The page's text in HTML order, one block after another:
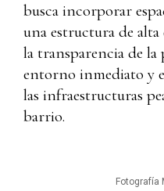
busca incorporar
una estructura de
la transparencia de la
entorno inmediato y
las infraestructuras
barrio.
Fotografía